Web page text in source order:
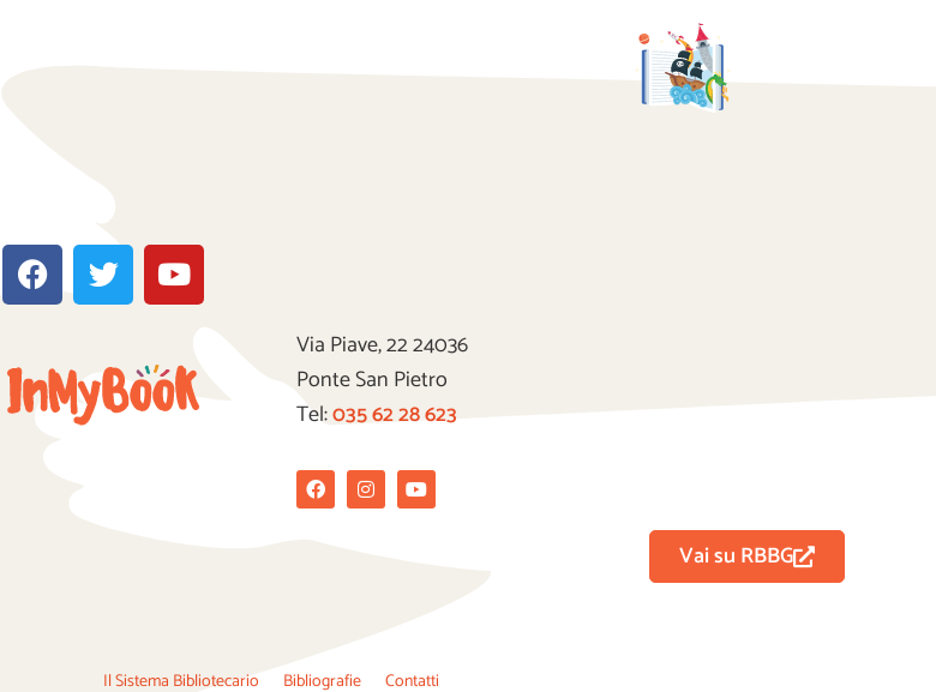
F
a
c
b
o
T
w
i
t
e
Y
o
u
u
b
Via Piave, 22 24036
Ponte San Pietro
Tel:035 62 28 623
FacebookInstagramYoutube
Vai su RBBG
Il Sistema Bibliotecario Bibliografie Contatti